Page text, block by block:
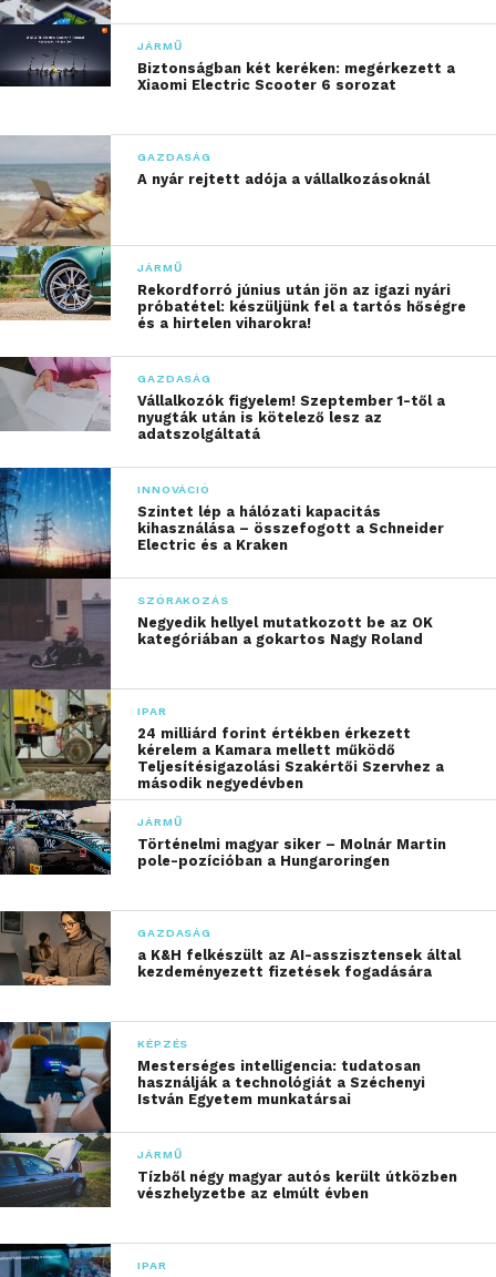
JÁRMŰ
Biztonságban két keréken: megérkezett a
Xiaomi Electric Scooter 6 sorozat
GAZDASÁG
A nyár rejtett adója a vállalkozásoknál
JÁRMŰ
Rekordforró június után jön az igazi nyári
próbatétel: készüljünk fel a tartós hőségre
és a hirtelen viharokra!
GAZDASÁG
Vállalkozók figyelem! Szeptember 1-től a
nyugták után is kötelező lesz az
adatszolgáltatá
INNOVÁCIÓ
Szintet lép a hálózati kapacitás
kihasználása – összefogott a Schneider
Electric és a Kraken
SZÓRAKOZÁS
Negyedik hellyel mutatkozott be az OK
kategóriában a gokartos Nagy Roland
IPAR
24 milliárd forint értékben érkezett
kérelem a Kamara mellett működő
Teljesítésigazolási Szakértői Szervhez a
második negyedévben
JÁRMŰ
Történelmi magyar siker – Molnár Martin
pole-pozícióban a Hungaroringen
GAZDASÁG
a K&H felkészült az AI-asszisztensek által
kezdeményezett fizetések fogadására
KÉPZÉS
Mesterséges intelligencia: tudatosan
használják a technológiát a Széchenyi
István Egyetem munkatársai
JÁRMŰ
Tízből négy magyar autós került útközben
vészhelyzetbe az elmúlt évben
IPAR